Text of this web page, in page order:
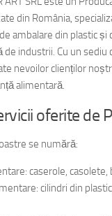
din România,
ambalare din plastic și
de industrii. Cu un sediu
nevoilor clienților
alimentară.
oferite de
se numără:
caserole, casolete,
cilindri din